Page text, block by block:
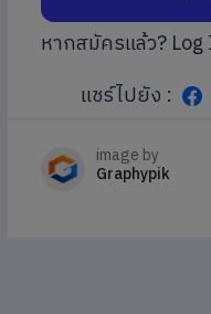
หากสมัครแล้ว?
แชร์ไปยัง :
image by
Graphypik